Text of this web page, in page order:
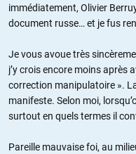
immédiatement, Olivier
document russe… et je fus
Je vous avoue très
j’y crois encore moins après
correction manipulatoire ».
manifeste. Selon moi,
surtout en quels termes il
Pareille mauvaise foi, au